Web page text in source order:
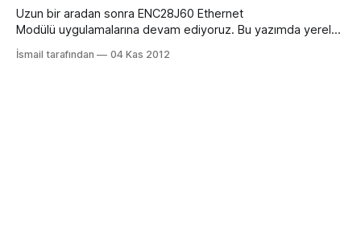
Uzun bir aradan sonra ENC28J60 Ethernet
Modülü uygulamalarına devam ediyoruz. Bu yazımda yerel
ağ üzerinde Arduino ile nasıl Webserver oluşturulacağını
anlatmaya çalışacağım. Öncelikle modülümüzü
İsmail tarafından 04 Kas 2012